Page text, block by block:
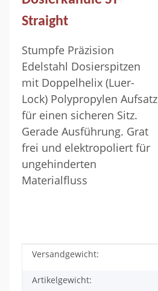
Straight
Stumpfe Präzision
Edelstahl Dosierspitzen
mit Doppelhelix (Luer-
Lock) Polypropylen Aufsatz
für einen sicheren Sitz.
Gerade Ausführung. Grat
frei und elektropoliert für
ungehinderten
Materialfluss
Produkteigenschaft
Wert
Versandgewicht:
Artikelgewicht: